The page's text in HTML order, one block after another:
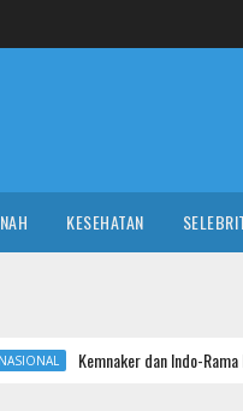
KESEHATAN
dan Indo-Rama Perkuat TKM